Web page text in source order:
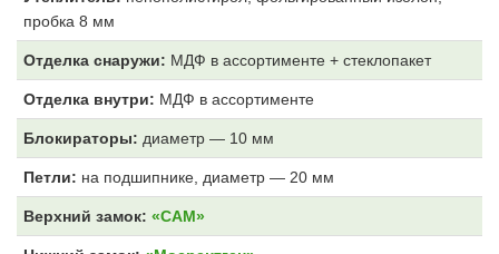
пробка 8 мм
Отделка снаружи: МДФ в ассортименте + стеклопакет
Отделка внутри: МДФ в ассортименте
Блокираторы: диаметр — 10 мм
Петли: на подшипнике, диаметр — 20 мм
Верхний замок: «САМ»